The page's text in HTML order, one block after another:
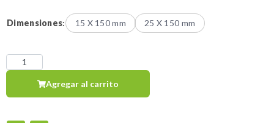
Dimensiones: 15 X 150 mm 25 X 150 mm
Agregar al carrito